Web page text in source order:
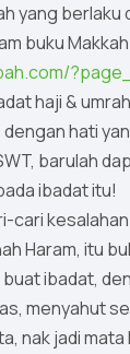
yang berlaku
buku
haji &
hati
barulah
ibadat itu!
cari
Haram, itu
ibadat,
menyahut
nak jadi